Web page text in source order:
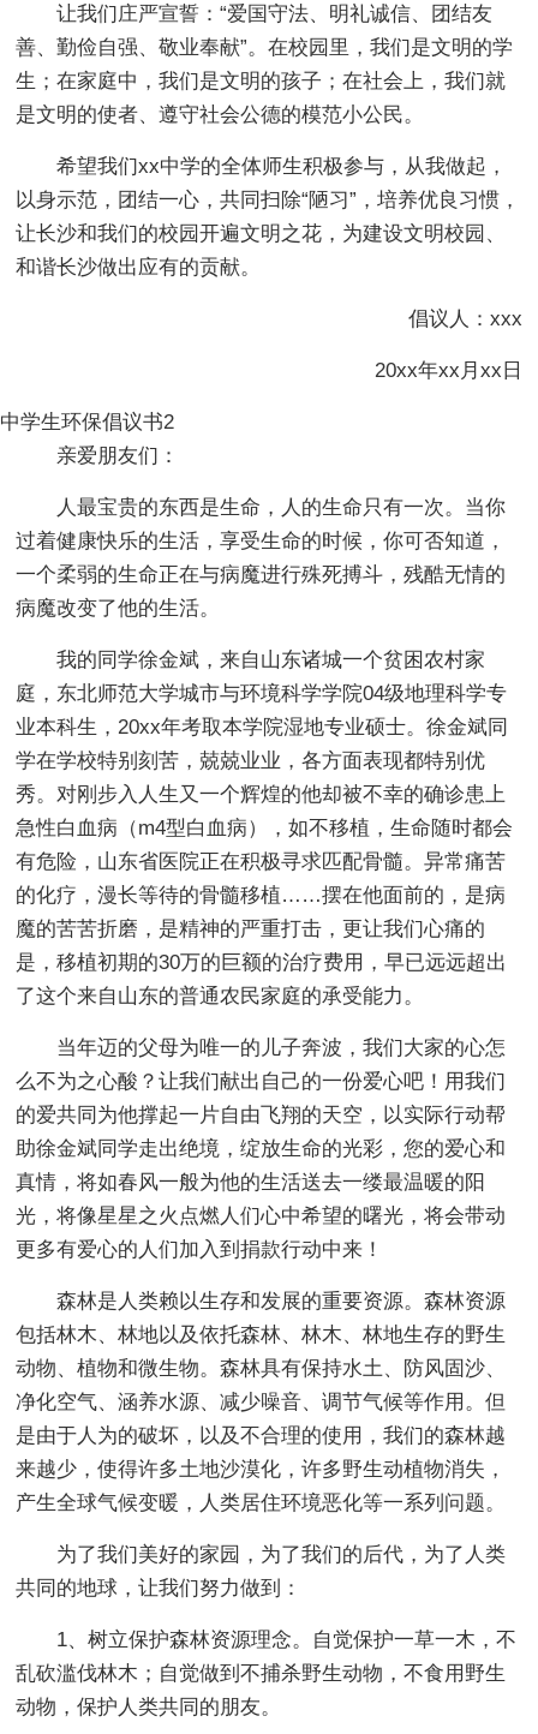
让我们庄严宣誓：“爱国守法、明礼诚信、团结友
善、勤俭自强、敬业奉献”。在校园里，我们是文明的学
生；在家庭中，我们是文明的孩子；在社会上，我们就
是文明的使者、遵守社会公德的模范小公民。
希望我们xx中学的全体师生积极参与，从我做起，
以身示范，团结一心，共同扫除“陋习”，培养优良习惯，
让长沙和我们的校园开遍文明之花，为建设文明校园、
和谐长沙做出应有的贡献。
倡议人：xxx
20xx年xx月xx日
中学生环保倡议书2
亲爱朋友们：
人最宝贵的东西是生命，人的生命只有一次。当你
过着健康快乐的生活，享受生命的时候，你可否知道，
一个柔弱的生命正在与病魔进行殊死搏斗，残酷无情的
病魔改变了他的生活。
我的同学徐金斌，来自山东诸城一个贫困农村家
庭，东北师范大学城市与环境科学学院04级地理科学专
业本科生，20xx年考取本学院湿地专业硕士。徐金斌同
学在学校特别刻苦，兢兢业业，各方面表现都特别优
秀。对刚步入人生又一个辉煌的他却被不幸的确诊患上
急性白血病（m4型白血病），如不移植，生命随时都会
有危险，山东省医院正在积极寻求匹配骨髓。异常痛苦
的化疗，漫长等待的骨髓移植……摆在他面前的，是病
魔的苦苦折磨，是精神的严重打击，更让我们心痛的
是，移植初期的30万的巨额的治疗费用，早已远远超出
了这个来自山东的普通农民家庭的承受能力。
当年迈的父母为唯一的儿子奔波，我们大家的心怎
么不为之心酸？让我们献出自己的一份爱心吧！用我们
的爱共同为他撑起一片自由飞翔的天空，以实际行动帮
助徐金斌同学走出绝境，绽放生命的光彩，您的爱心和
真情，将如春风一般为他的生活送去一缕最温暖的阳
光，将像星星之火点燃人们心中希望的曙光，将会带动
更多有爱心的人们加入到捐款行动中来！
森林是人类赖以生存和发展的重要资源。森林资源
包括林木、林地以及依托森林、林木、林地生存的野生
动物、植物和微生物。森林具有保持水土、防风固沙、
净化空气、涵养水源、减少噪音、调节气候等作用。但
是由于人为的破坏，以及不合理的使用，我们的森林越
来越少，使得许多土地沙漠化，许多野生动植物消失，
产生全球气候变暖，人类居住环境恶化等一系列问题。
为了我们美好的家园，为了我们的后代，为了人类
共同的地球，让我们努力做到：
1、树立保护森林资源理念。自觉保护一草一木，不
乱砍滥伐林木；自觉做到不捕杀野生动物，不食用野生
动物，保护人类共同的朋友。